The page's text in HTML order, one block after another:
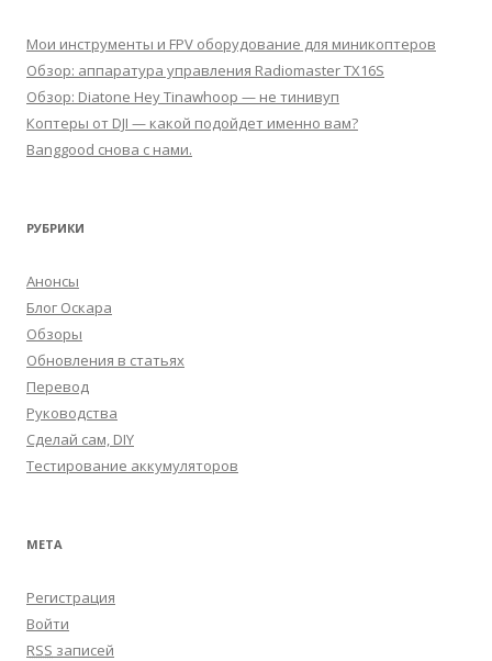
Мои инструменты и FPV оборудование для миникоптеров
Обзор: аппаратура управления Radiomaster TX16S
Обзор: Diatone Hey Tinawhoop — не тинивуп
Коптеры от DJI — какой подойдет именно вам?
Banggood снова с нами.
РУБРИКИ
Анонсы
Блог Оскара
Обзоры
Обновления в статьях
Перевод
Руководства
Сделай сам, DIY
Тестирование аккумуляторов
МЕТА
Регистрация
Войти
RSS записей